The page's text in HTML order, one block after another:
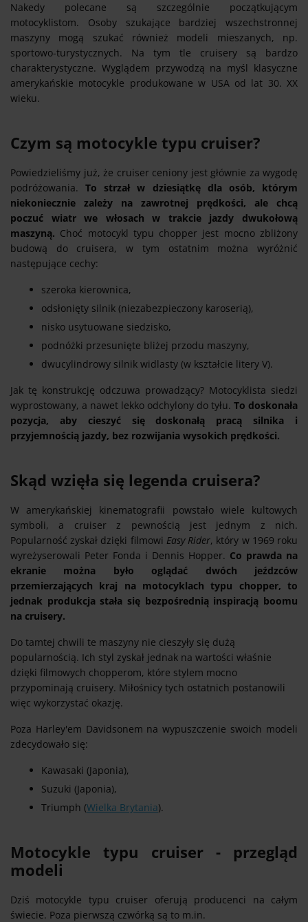
Nakedy polecane są szczególnie początkującym
motocyklistom. Osoby szukające bardziej wszechstronnej
maszyny mogą szukać również modeli mieszanych, np.
sportowo-turystycznych. Na tym tle cruisery są bardzo
charakterystyczne. Wyglądem przywodzą na myśl klasyczne
amerykańskie motocykle produkowane w USA od lat 30. XX
wieku.
Czym są motocykle typu cruiser?
Powiedzieliśmy już, że cruiser ceniony jest głównie za wygodę
podróżowania.To strzał w dziesiątkę dla osób, którym
niekoniecznie zależy na zawrotnej prędkości, ale chcą
poczuć wiatr we włosach w trakcie jazdy dwukołową
maszyną. Choć motocykl typu chopper jest mocno zbliżony
budową do cruisera, w tym ostatnim można wyróżnić
następujące cechy:
szeroka kierownica,
odsłonięty silnik (niezabezpieczony karoserią),
nisko usytuowane siedzisko,
podnóżki przesunięte bliżej przodu maszyny,
dwucylindrowy silnik widlasty (w kształcie litery V).
Jak tę konstrukcję odczuwa prowadzący? Motocyklista siedzi
wyprostowany, a nawet lekko odchylony do tyłu. To doskonała
pozycja, aby cieszyć się doskonałą pracą silnika i
przyjemnością jazdy, bez rozwijania wysokich prędkości.
Skąd wzięła się legenda cruisera?
W amerykańskiej kinematografii powstało wiele kultowych
symboli, a cruiser z pewnością jest jednym z nich.
Popularność zyskał dzięki filmowi Easy Rider, który w 1969 roku
wyreżyserowali Peter Fonda i Dennis Hopper. Co prawda na
ekranie można było oglądać dwóch jeźdzców
przemierzających kraj na motocyklach typu chopper, to
jednak produkcja stała się bezpośrednią inspiracją boomu
na cruisery.
Do tamtej chwili te maszyny nie cieszyły się dużą
popularnością. Ich styl zyskał jednak na wartości właśnie
dzięki filmowych chopperom, które stylem mocno
przypominają cruisery. Miłośnicy tych ostatnich postanowili
więc wykorzystać okazję.
Poza Harley'em Davidsonem na wypuszczenie swoich modeli
zdecydowało się:
Kawasaki (Japonia),
Suzuki (Japonia),
Triumph (Wielka Brytania).
Motocykle typu cruiser - przegląd
modeli
Dziś motocykle typu cruiser oferują producenci na całym
świecie. Poza pierwszą czwórką są to m.in.